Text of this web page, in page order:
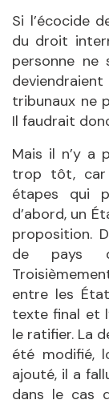
Si l’écocide
du droit
personne ne
tribunaux ne
Il faudrait
Mais il n’y a
trop tôt, car
étapes qui
d’abord, un
proposition.
de pays
entre les
texte final et
le ratifier. La
été modifié,
ajouté, il a
dans le cas